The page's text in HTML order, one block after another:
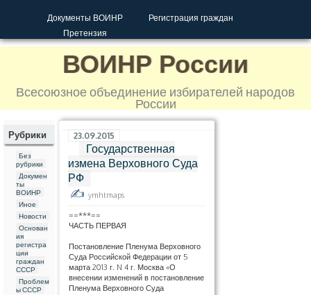
Документы ВОИНР
Регистрация граждан
Претензия
ВОИНР России
Всесоюзное объединение избирателей народов
России
Рубрики
Без
рубрики
Докумен
ты
ВОИНР
Иное
Новости
Основан
ия
регистра
ции
граждан
СССР
Проблем
ы СССР
23.09.2015
Государственная
измена Верховного Суда
РФ
ymhtmaps
==***==
ЧАСТЬ ПЕРВАЯ
Постановление Пленума Верховного
Суда Российской Федерации от 5
марта 2013 г. N 4 г. Москва «О
внесении изменений в постановление
Пленума Верховного Суда